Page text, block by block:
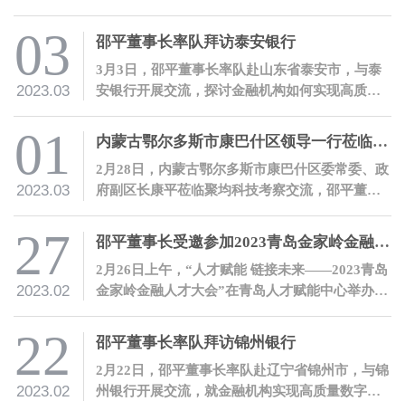
03
2023.03
邵平董事长率队拜访泰安银行
3月3日，邵平董事长率队赴山东省泰安市，与泰
安银行开展交流，探讨金融机构如何实现高质量
01
2023.03
内蒙古鄂尔多斯市康巴什区领导一行莅临聚均科技考察交流
2月28日，内蒙古鄂尔多斯市康巴什区委常委、政
府副区长康平莅临聚均科技考察交流，邵平董事
27
2023.02
邵平董事长受邀参加2023青岛金家岭金融人才大会并发表主题演讲
2月26日上午，“人才赋能 链接未来——2023青岛
金家岭金融人才大会”在青岛人才赋能中心举办。
邀参会，并发表讲话。
22
2023.02
邵平董事长率队拜访锦州银行
2月22日，邵平董事长率队赴辽宁省锦州市，与锦
州银行开展交流，就金融机构实现高质量数字化